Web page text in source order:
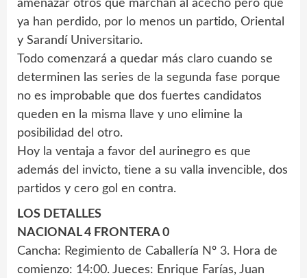
amenazar otros que marchan al acecho pero que
ya han perdido, por lo menos un partido, Oriental
y Sarandí Universitario.
Todo comenzará a quedar más claro cuando se
determinen las series de la segunda fase porque
no es improbable que dos fuertes candidatos
queden en la misma llave y uno elimine la
posibilidad del otro.
Hoy la ventaja a favor del aurinegro es que
además del invicto, tiene a su valla invencible, dos
partidos y cero gol en contra.
LOS DETALLES
NACIONAL 4 FRONTERA 0
Cancha: Regimiento de Caballería Nº 3. Hora de
comienzo: 14:00. Jueces: Enrique Farías, Juan